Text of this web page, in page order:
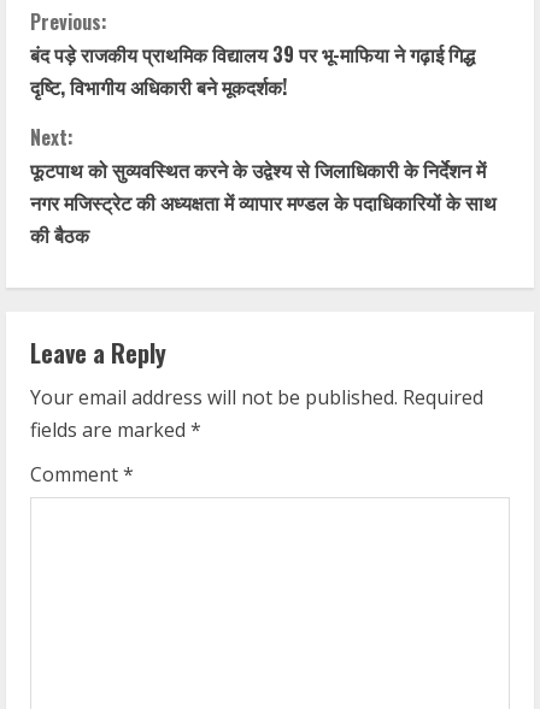
C
o
n
t
i
n
u
e
R
e
Previous:
बंद पड़े राजकीय प्राथमिक विद्यालय 39 पर भू-माफिया ने गढ़ाई गिद्ध
दृष्टि, विभागीय अधिकारी बने मूकदर्शक!
Next:
फूटपाथ को सुव्यवस्थित करने के उद्वेश्य से जिलाधिकारी के निर्देशन में
नगर मजिस्ट्रेट की अध्यक्षता में व्यापार मण्डल के पदाधिकारियों के साथ
की बैठक
Leave a Reply
Your email address will not be published. Required
fields are marked *
Comment*